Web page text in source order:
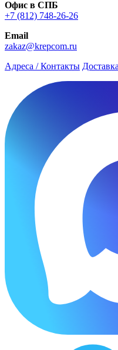
Офис в СПБ
+7 (812) 748‑26-26
Email
zakaz@krepcom.ru
Адреса / Контакты Доставка